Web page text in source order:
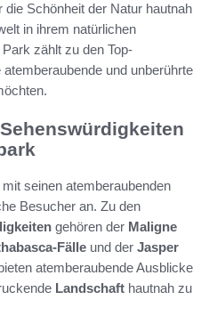
die Schönheit der Natur hautnah
in ihrem natürlichen
zählt zu den Top-
und unberührte
seinen atemberaubenden
Besucher an. Zu den
gehören der Maligne
Fälle und der Jasper
atemberaubende Ausblicke
Landschaft hautnah zu